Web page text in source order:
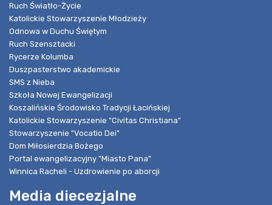
Ruch Światło-Życie
Katolickie Stowarzyszenie Młodzieży
Odnowa w Duchu Świętym
Ruch Szensztacki
Rycerze Kolumba
Duszpasterstwo akademickie
SMS z Nieba
Szkoła Nowej Ewangelizacji
Koszalińskie Środowisko Tradycji Łacińskiej
Katolickie Stowarzyszenie "Civitas Christiana"
Stowarzyszenie "Vocatio Dei"
Dom Miłosierdzia Bożego
Portal ewangelizacyjny "Miasto Pana"
Winnica Racheli - Uzdrowienie po aborcji
Media diecezjalne